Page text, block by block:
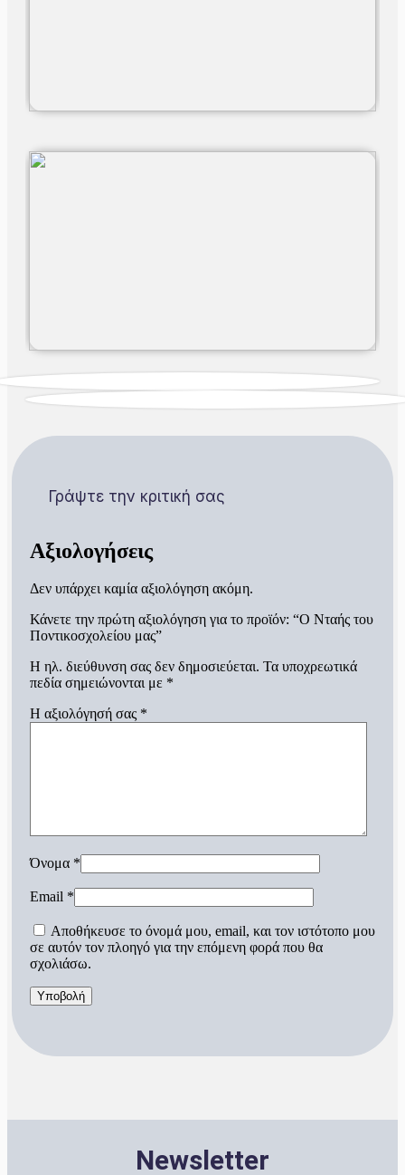
Γράψτε την κριτική σας
Αξιολογήσεις
Δεν υπάρχει καμία αξιολόγηση ακόμη.
Κάνετε την πρώτη αξιολόγηση για το προϊόν: “Ο Νταής του
Ποντικοσχολείου μας”
Η ηλ. διεύθυνση σας δεν δημοσιεύεται. Τα υποχρεωτικά
πεδία σημειώνονται με *
Η αξιολόγησή σας *
Όνομα *
Email *
Αποθήκευσε το όνομά μου, email, και τον ιστότοπο μου
σε αυτόν τον πλοηγό για την επόμενη φορά που θα
σχολιάσω.
Newsletter